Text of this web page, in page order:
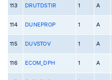
113 DRUTDSTIR 1 A
114 DUNEPROP 1 A
115 DUVSTOV 1 A
116 ECOM_DPH 1 A